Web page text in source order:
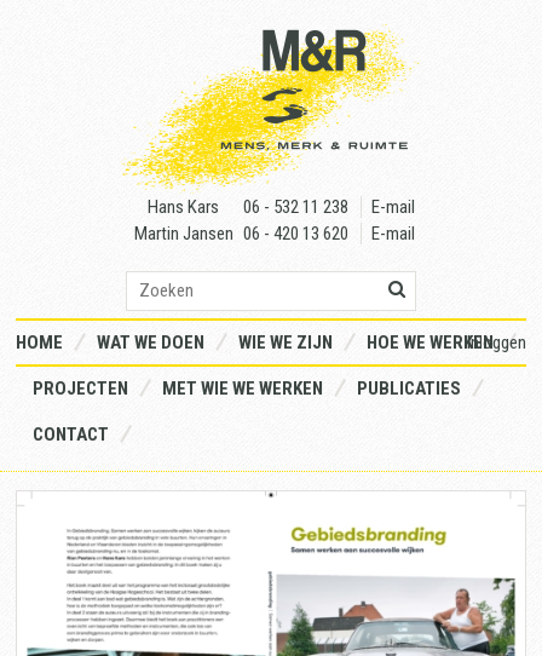
Hans Kars 06 - 532 11 238
E-mail
Martin Jansen 06 - 420 13 620 E-mail
HOME WAT WE DOEN WIE WE ZIJN HOE WE WERKEN
PROJECTEN MET WIE WE WERKEN PUBLICATIES
CONTACT
Inloggen